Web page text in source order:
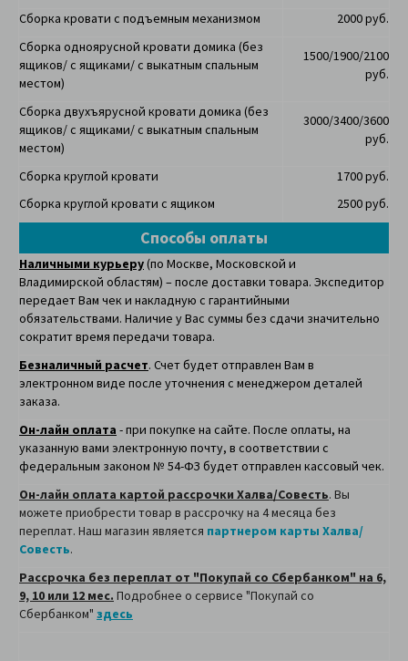
Сборка кровати с подъемным механизмом
2000 руб.
Сборка одноярусной кровати домика (без
ящиков/ с ящиками/ с выкатным спальным
местом)
1500/1900/2100
руб.
Сборка двухъярусной кровати домика (без
ящиков/ с ящиками/ с выкатным спальным
местом)
3000/3400/3600
руб.
Сборка круглой кровати
Сборка круглой кровати с ящиком
1700 руб.
2500 руб.
Способы оплаты
Наличными курьеру(по Москве, Московской и
Владимирской областям) – после доставки товара. Экспедитор
передает Вам чек и накладную с гарантийными
обязательствами. Наличие у Вас суммы без сдачи значительно
сократит время передачи товара.
Безналичный расчет. Счет будет отправлен Вам в
электронном виде после уточнения с менеджером деталей
заказа.
Он-лайн оплата - при покупке на сайте. После оплаты, на
указанную вами электронную почту, в соответствии с
федеральным законом № 54-ФЗ будет отправлен кассовый чек.
Он-лайн оплата картой рассрочки Халва/Совесть. Вы
можете приобрести товар в рассрочку на 4 месяца без
переплат. Наш магазин является партнером карты Халва/
Совесть.
Рассрочка без переплат от "Покупай со Сбербанком" на 6,
9, 10 или 12 мес. Подробнее о сервисе "Покупай со
Сбербанком" здесь